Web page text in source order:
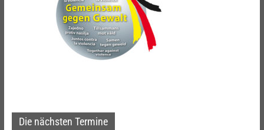
Die nächsten Termine